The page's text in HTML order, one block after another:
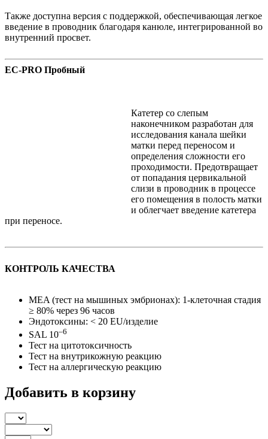
Также доступна версия с поддержкой, обеспечивающая легкое
введение в проводник благодаря канюле, интегрированной во
внутренний просвет.
EC-PRO Пробный
Катетер со слепым
наконечником разработан для
исследования канала шейки
матки перед переносом и
определения сложности его
проходимости. Предотвращает
от попадания цервикальной
слизи в проводник в процессе
его помещения в полость матки
и облегчает введение катетера
при переносе.
КОНТРОЛЬ КАЧЕСТВА
MEA (тест на мышиных эмбрионах): 1-клеточная стадия
≥ 80% через 96 часов
Эндотоксины: < 20 EU/изделие
SAL 10–6
Тест на цитотоксичность
Тест на внутрикожную реакцию
Тест на аллергическую реакцию
Добавить в корзину